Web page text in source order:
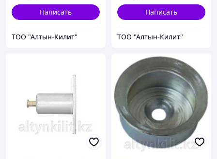
Написать
ТОО "Алтын-Килит"
Написать
ТОО "Алтын-Килит"